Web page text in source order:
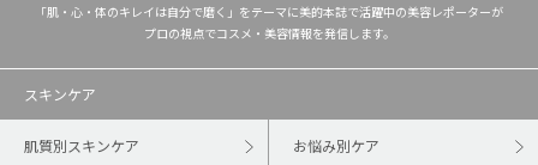
「肌・心・体のキレイは自分で磨く」をテーマに美的本誌で活躍中の美容レポーターが
プロの視点でコスメ・美容情報を発信します。
スキンケア
肌質別スキンケア お悩み別ケア